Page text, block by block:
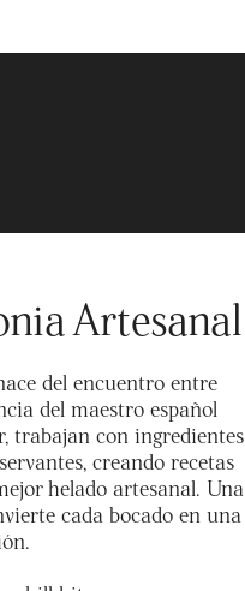
Artesanal
del encuentro entre
del maestro español
trabajan con ingredientes
creando recetas
helado artesanal. Una
cada bocado en una